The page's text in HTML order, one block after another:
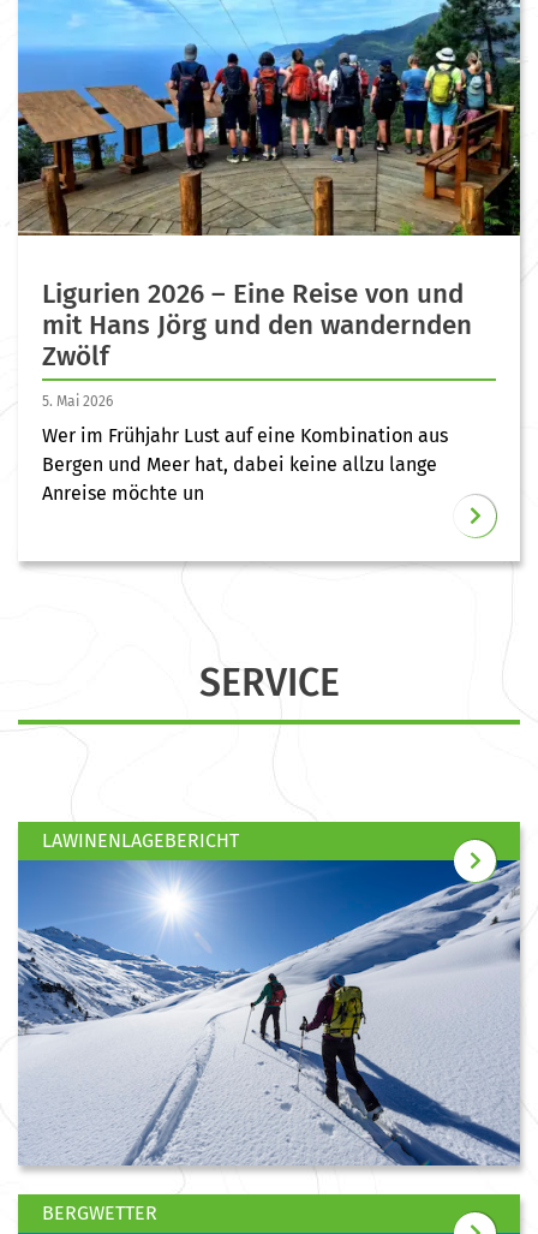
Ligurien 2026 – Eine Reise von und
mit Hans Jörg und den wandernden
Zwölf
5. Mai 2026
Wer im Frühjahr Lust auf eine Kombination aus
Bergen und Meer hat, dabei keine allzu lange
Anreise möchte un
SERVICE
LAWINENLAGEBERICHT
BERGWETTER